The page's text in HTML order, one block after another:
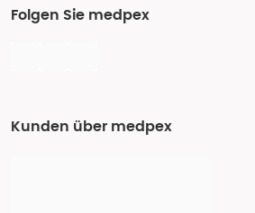
Folgen Sie medpex
Kunden über medpex